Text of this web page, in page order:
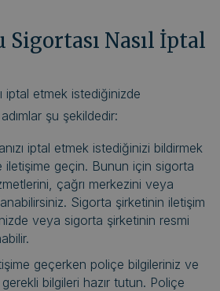
Sigortası Nasıl İptal
iptal etmek istediğinizde
şu şekildedir:
iptal etmek istediğinizi bildirmek
iletişime geçin. Bunun için sigorta
çağrı merkezini veya
Sigorta şirketinin iletişim
veya sigorta şirketinin resmi
geçerken poliçe bilgileriniz ve
bilgileri hazır tutun. Poliçe